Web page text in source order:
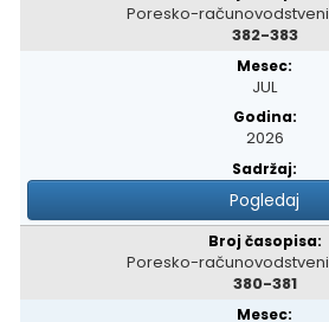
Poresko-
382-383
JUL
2026
Pogledaj
Poresko-
380-381